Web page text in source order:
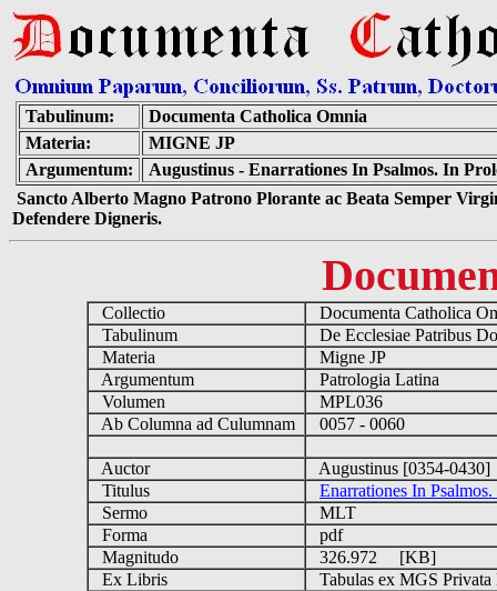
Tabulinum:
Documenta Catholica Omnia
Materia:
MIGNE JP
Argumentum:
Augustinus - Enarrationes In Psalmos. In
Sancto Alberto Magno Patrono Plorante ac Beata Semper
Defendere Digneris.
Collectio
Documenta Catholica
Tabulinum
De Ecclesiae Patribus
Materia
Migne JP
Argumentum
Patrologia Latina
Volumen
MPL036
Ab Columna ad Culumnam
0057 - 0060
Auctor
Augustinus [0354-
Titulus
Enarrationes In
Sermo
MLT
Forma
pdf
Magnitudo
326.972 [KB]
Ex Libris
Tabulas ex MGS